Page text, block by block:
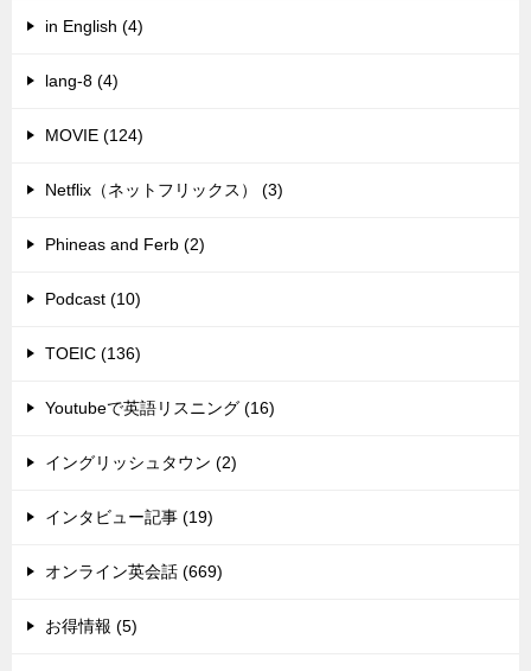
in English (4)
lang-8 (4)
MOVIE (124)
Netflix（ネットフリックス） (3)
Phineas and Ferb (2)
Podcast (10)
TOEIC (136)
Youtubeで英語リスニング (16)
イングリッシュタウン (2)
インタビュー記事 (19)
オンライン英会話 (669)
お得情報 (5)